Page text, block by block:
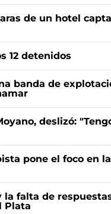
de un hotel
12 detenidos
banda de
deslizó:
pone el foco en
la falta de
Plata